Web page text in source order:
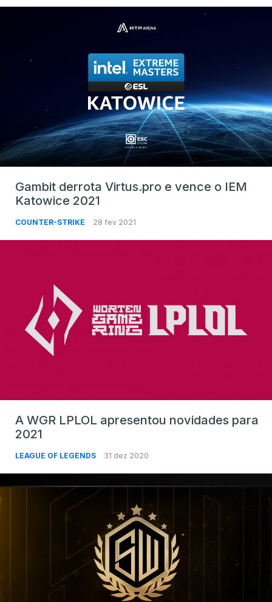
Gambit derrota Virtus.pro e vence o IEM
Katowice 2021
COUNTER-STRIKE 28 fev 2021
A WGR LPLOL apresentou novidades para
2021
LEAGUE OF LEGENDS 31 dez 2020